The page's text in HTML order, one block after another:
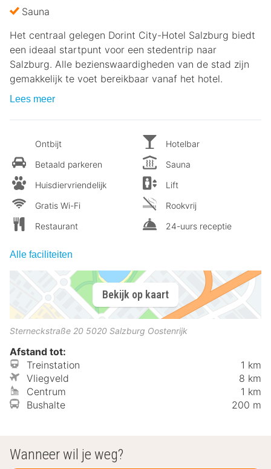
Sauna
Het centraal gelegen Dorint City-Hotel Salzburg biedt
een ideaal startpunt voor een stedentrip naar
Salzburg. Alle bezienswaardigheden van de stad zijn
gemakkelijk te voet bereikbaar vanaf het hotel.
Lees meer
Ontbijt
Betaald parkeren
Huisdiervriendelijk
Gratis Wi-Fi
Restaurant
Hotelbar
Sauna
Lift
Rookvrij
24-uurs receptie
Alle faciliteiten
Bekijk op kaart
Sterneckstraße 20 5020 Salzburg Oostenrijk
Afstand tot:
Treinstation
1 km
Vliegveld
8 km
Centrum
1 km
Bushalte
200 m
Wanneer wil je weg?